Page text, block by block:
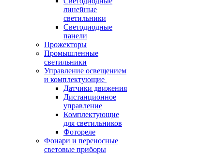
линейные
светильники
Светодиодные
панели
Прожекторы
Промышленные
светильники
Управление освещением
и комплектующие
Датчики движения
Дистанционное
управление
Комплектующие
для светильников
Фотореле
Фонари и переносные
световые приборы